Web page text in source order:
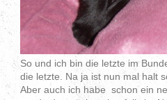
So und ich bin die letzte im
die letzte. Na ja ist nun mal halt
Aber auch ich habe schon ein